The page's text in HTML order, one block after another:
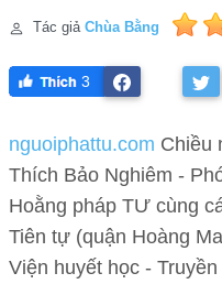
Tác giả Chùa Bằng
3
nguoiphattu.com Chiều
Thích Bảo Nghiêm -
Hoằng pháp TƯ cùng
Tiên tự (quận Hoàng
Viện huyết học -